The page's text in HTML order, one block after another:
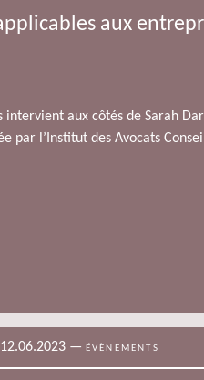
aux
intervient aux côtés de Sarah
par l’Institut des Avocats
12.06.2023— ÉVÈNEMENTS